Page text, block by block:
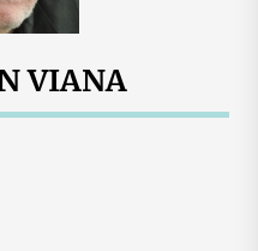
VIANA